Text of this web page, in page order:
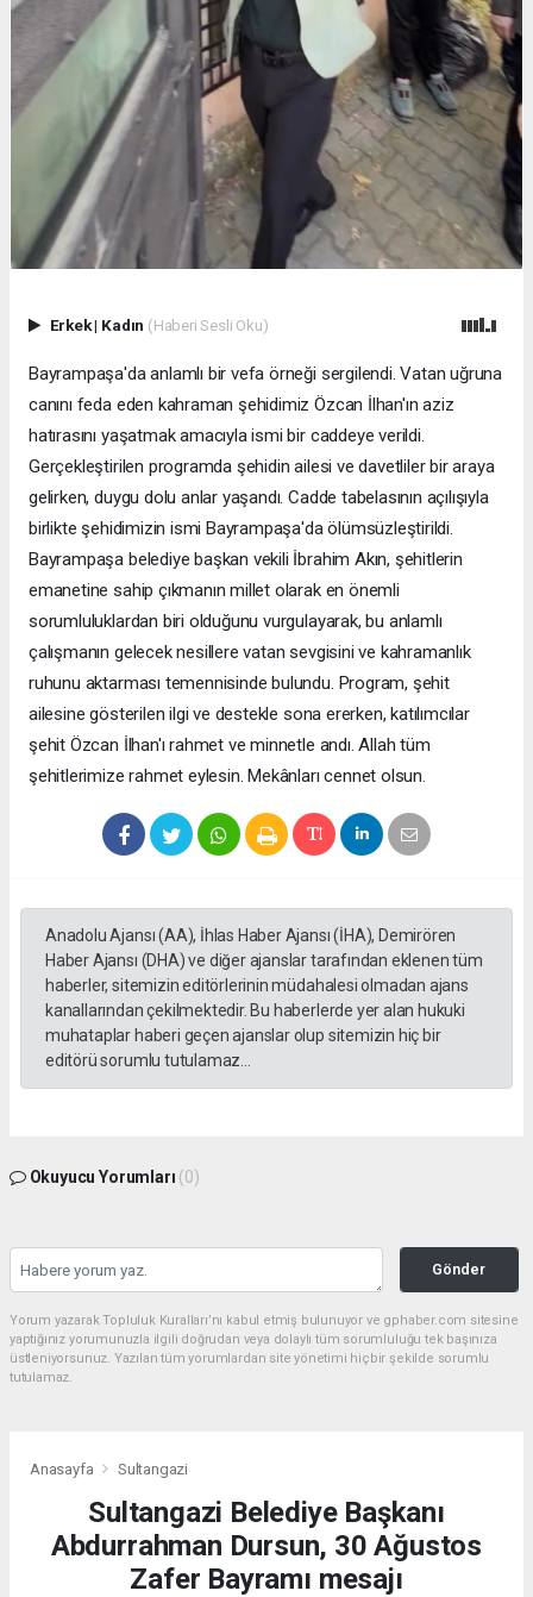
Erkek| Kadın (Haberi Sesli Oku)
Bayrampaşa'da anlamlı bir vefa örneği sergilendi. Vatan uğruna
canını feda eden kahraman şehidimiz Özcan İlhan'ın aziz
hatırasını yaşatmak amacıyla ismi bir caddeye verildi.
Gerçekleştirilen programda şehidin ailesi ve davetliler bir araya
gelirken, duygu dolu anlar yaşandı. Cadde tabelasının açılışıyla
birlikte şehidimizin ismi Bayrampaşa'da ölümsüzleştirildi.
Bayrampaşa belediye başkan vekili İbrahim Akın, şehitlerin
emanetine sahip çıkmanın millet olarak en önemli
sorumluluklardan biri olduğunu vurgulayarak, bu anlamlı
çalışmanın gelecek nesillere vatan sevgisini ve kahramanlık
ruhunu aktarması temennisinde bulundu. Program, şehit
ailesine gösterilen ilgi ve destekle sona ererken, katılımcılar
şehit Özcan İlhan'ı rahmet ve minnetle andı. Allah tüm
şehitlerimize rahmet eylesin. Mekânları cennet olsun.
Anadolu Ajansı (AA), İhlas Haber Ajansı (İHA), Demirören
Haber Ajansı (DHA) ve diğer ajanslar tarafından eklenen tüm
haberler, sitemizin editörlerinin müdahalesi olmadan ajans
kanallarından çekilmektedir. Bu haberlerde yer alan hukuki
muhataplar haberi geçen ajanslar olup sitemizin hiç bir
editörü sorumlu tutulamaz...
Okuyucu Yorumları (0)
Gönder
Yorum yazarak Topluluk Kuralları’nı kabul etmiş bulunuyor ve gphaber.com sitesine
yaptığınız yorumunuzla ilgili doğrudan veya dolaylı tüm sorumluluğu tek başınıza
üstleniyorsunuz. Yazılan tüm yorumlardan site yönetimi hiçbir şekilde sorumlu
tutulamaz.
Anasayfa Sultangazi
Sultangazi Belediye Başkanı
Abdurrahman Dursun, 30 Ağustos
Zafer Bayramı mesajı